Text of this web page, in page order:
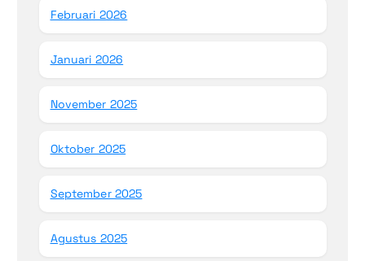
Februari 2026
Januari 2026
November 2025
Oktober 2025
September 2025
Agustus 2025